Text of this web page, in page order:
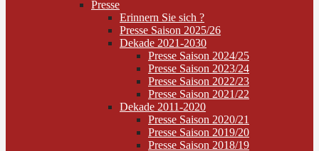
Presse
Erinnern Sie sich ?
Presse Saison 2025/26
Dekade 2021-2030
Presse Saison 2024/25
Presse Saison 2023/24
Presse Saison 2022/23
Presse Saison 2021/22
Dekade 2011-2020
Presse Saison 2020/21
Presse Saison 2019/20
Presse Saison 2018/19